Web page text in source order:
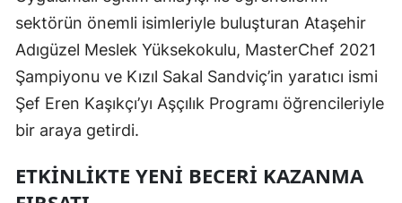
sektörün önemli isimleriyle buluşturan Ataşehir
Adıgüzel Meslek Yüksekokulu, MasterChef 2021
Şampiyonu ve Kızıl Sakal Sandviç’in yaratıcı ismi
Şef Eren Kaşıkçı’yı Aşçılık Programı öğrencileriyle
bir araya getirdi.
ETKINLIKTE YENI BECERI KAZANMA